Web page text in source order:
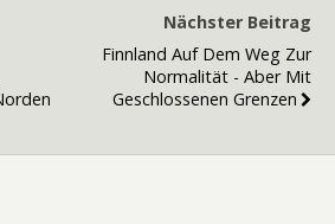
Nächster Beitrag
Finnland Auf Dem Weg Zur
Normalität - Aber Mit
Geschlossenen Grenzen